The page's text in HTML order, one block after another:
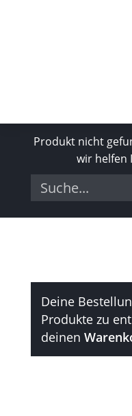
Produkt nicht
wir helfen
Deine
Produkte zu
deinen